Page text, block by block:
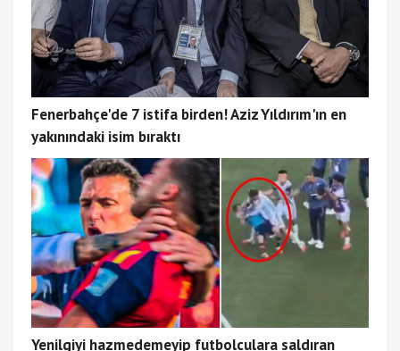
Fenerbahçe'de 7 istifa birden! Aziz Yıldırım'ın en
yakınındaki isim bıraktı
Yenilgiyi hazmedemeyip futbolculara saldıran